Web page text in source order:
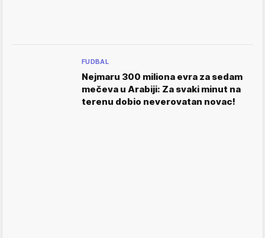
FUDBAL
Nejmaru 300 miliona evra za sedam
mečeva u Arabiji: Za svaki minut na
terenu dobio neverovatan novac!